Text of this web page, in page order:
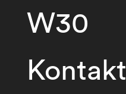
W30
Kontakt